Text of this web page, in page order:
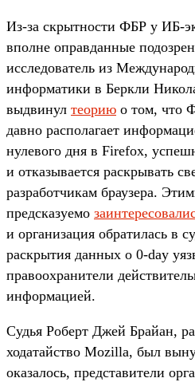
Из-за скрытности ФБР у ИБ-
вполне оправданные
исследователь из
информатики в Беркли
выдвинул теорию о том, что
давно располагает
нулевого дня в Firefox,
и отказывается раскрывать
разработчикам браузера.
предсказуемо
и организация обратилась в
раскрытия данных о 0-day
правоохранители
информацией.
Судья Роберт Джей Брайан,
ходатайство Mozilla, был
оказалось, представители